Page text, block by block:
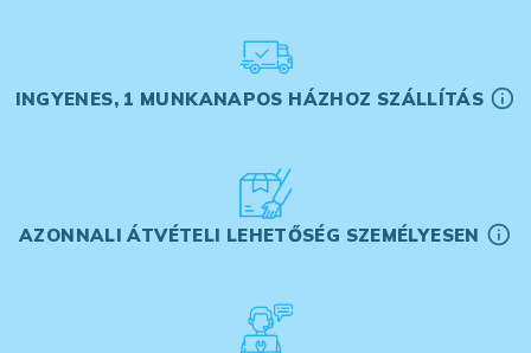
INGYENES, 1 MUNKANAPOS HÁZHOZ SZÁLLÍTÁS
AZONNALI ÁTVÉTELI LEHETŐSÉG SZEMÉLYESEN